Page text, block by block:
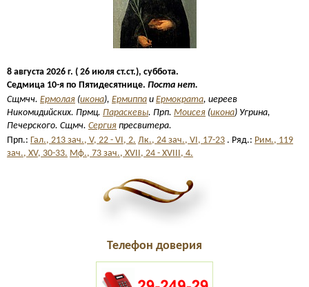
8 августа 2026 г. ( 26 июля ст.ст.), суббота.
Седмица 10-я по Пятидесятнице. Поста нет.
Сщмчч. Ермолая (икона), Ермиппа и Ермократа, иереев
Никомидийских. Прмц. Параскевы. Прп. Моисея (икона) Угрина,
Печерского. Сщмч. Сергия пресвитера.
Прп.: Гал., 213 зач., V, 22 - VI, 2. Лк., 24 зач., VI, 17-23 . Ряд.: Рим., 119
зач., XV, 30-33. Мф., 73 зач., XVII, 24 - XVIII, 4.
Телефон доверия